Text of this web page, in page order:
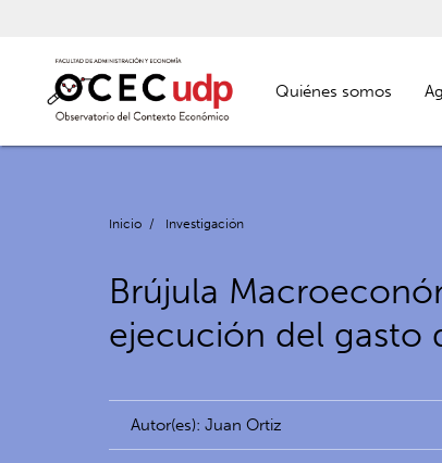
Quiénes somos
Inicio / Investigación
Brújula
ejecución del gasto
Autor(es): Juan Ortiz